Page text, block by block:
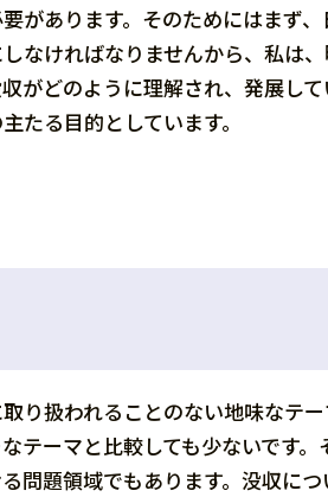
があります。そのためにはまず、
なければなりませんから、私は
がどのように理解され、発展して
たる目的としています。
り扱われることのない地味なテ
テーマと比較しても少ないです
問題領域でもあります。没収に